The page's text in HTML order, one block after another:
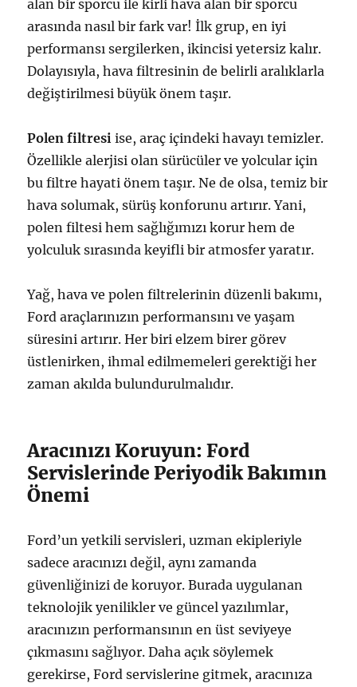
alan bir sporcu ile kirli hava alan bir sporcu
arasında nasıl bir fark var! İlk grup, en iyi
performansı sergilerken, ikincisi yetersiz kalır.
Dolayısıyla, hava filtresinin de belirli aralıklarla
değiştirilmesi büyük önem taşır.
Polen filtresi ise, araç içindeki havayı temizler.
Özellikle alerjisi olan sürücüler ve yolcular için
bu filtre hayati önem taşır. Ne de olsa, temiz bir
hava solumak, sürüş konforunu artırır. Yani,
polen filtesi hem sağlığımızı korur hem de
yolculuk sırasında keyifli bir atmosfer yaratır.
Yağ, hava ve polen filtrelerinin düzenli bakımı,
Ford araçlarınızın performansını ve yaşam
süresini artırır. Her biri elzem birer görev
üstlenirken, ihmal edilmemeleri gerektiği her
zaman akılda bulundurulmalıdır.
Aracınızı Koruyun: Ford
Servislerinde Periyodik Bakımın
Önemi
Ford’un yetkili servisleri, uzman ekipleriyle
sadece aracınızı değil, aynı zamanda
güvenliğinizi de koruyor. Burada uygulanan
teknolojik yenilikler ve güncel yazılımlar,
aracınızın performansının en üst seviyeye
çıkmasını sağlıyor. Daha açık söylemek
gerekirse, Ford servislerine gitmek, aracınıza